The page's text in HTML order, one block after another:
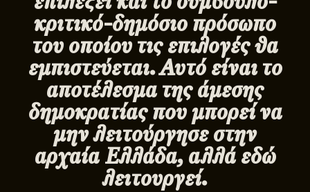
κριτικό-δημόσιο πρόσωπο
του οποίου τις επιλογές θα
εμπιστεύεται. Αυτό είναι το
αποτέλεσμα της άμεσης
δημοκρατίας που μπορεί να
μην λειτούργησε στην
αρχαία Ελλάδα, αλλά εδώ
λειτουργεί.